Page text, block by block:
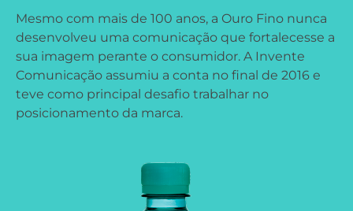
Mesmo com mais de 100 anos, a Ouro Fino nunca
desenvolveu uma comunicação que fortalecesse a
sua imagem perante o consumidor. A Invente
Comunicação assumiu a conta no final de 2016 e
teve como principal desafio trabalhar no
posicionamento da marca.